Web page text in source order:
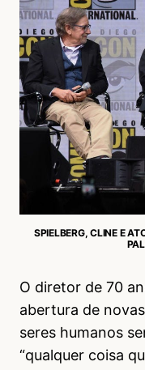
SPIELBERG, CLINE E
O diretor de 70
abertura de
seres humanos
“qualquer coisa